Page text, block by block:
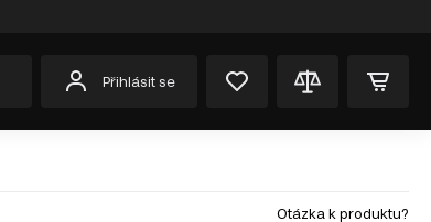
Přihlásit se
Otázka k produktu?